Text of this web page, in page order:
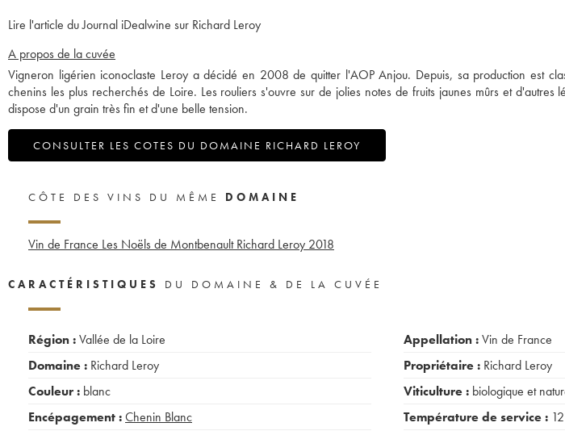
Lire l'article du Journal iDealwine sur Richard Leroy
A propos de la cuvée
Vigneron ligérien iconoclaste Leroy a décidé en 2008 de quitter l'AOP Anjou. Depuis, sa production est
chenins les plus recherchés de Loire. Les rouliers s'ouvre sur de jolies notes de fruits jaunes mûrs et d'autres
dispose d'un grain très fin et d'une belle tension.
CONSULTER LES COTES DU DOMAINE RICHARD LEROY
CÔTE DES VINS DU MÊME DOMAINE
Vin de France Les Noëls de Montbenault Richard Leroy 2018
CARACTÉRISTIQUES DU DOMAINE & DE LA CUVÉE
Région :Vallée de la Loire
Domaine : Richard Leroy
Couleur : blanc
Encépagement :Chenin Blanc
Appellation :Vin de France
Propriétaire : Richard Leroy
Viticulture : biologique et
Température de service :